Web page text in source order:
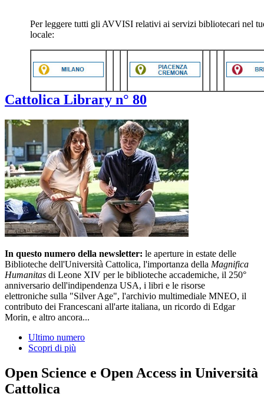
Per leggere tutti gli AVVISI relativi ai servizi bibliotecari nel
locale:
Cattolica Library n° 80
In questo numero della newsletter: le aperture in estate delle
Biblioteche dell'Università Cattolica, l'importanza della Magnifica
Humanitas di Leone XIV per le biblioteche accademiche, il 250°
anniversario dell'indipendenza USA, i libri e le risorse
elettroniche sulla "Silver Age", l'archivio multimediale MNEO, il
contributo dei Francescani all'arte italiana, un ricordo di Edgar
Morin, e altro ancora...
Ultimo numero
Scopri di più
Open Science e Open Access in Università
Cattolica